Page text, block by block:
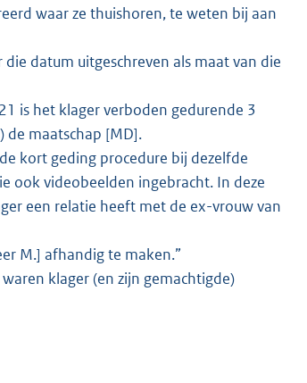
waar ze thuishoren, te weten bij aan
datum uitgeschreven als maat van die
is het klager verboden gedurende 3
maatschap [MD].
kort geding procedure bij dezelfde
ook videobeelden ingebracht. In deze
een relatie heeft met de ex-vrouw van
M.] afhandig te maken.”
klager (en zijn gemachtigde)